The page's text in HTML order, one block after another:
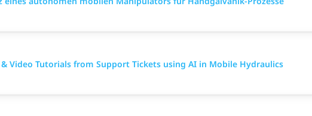
Video Tutorials from Support Tickets using AI in Mobile Hydraulics